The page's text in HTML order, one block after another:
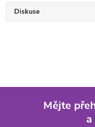
Diskuse
Mějte